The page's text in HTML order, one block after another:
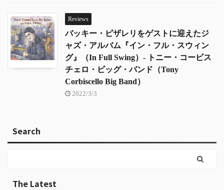
Reviews
バッキー・ピザレリをゲストに迎えたジ
ャズ・アルバム『イン・フル・スウィン
グ』（In Full Swing）- トニー・コービス
チェロ・ビッグ・バンド（Tony
Corbiscello Big Band）
2022/3/3
Search
The Latest